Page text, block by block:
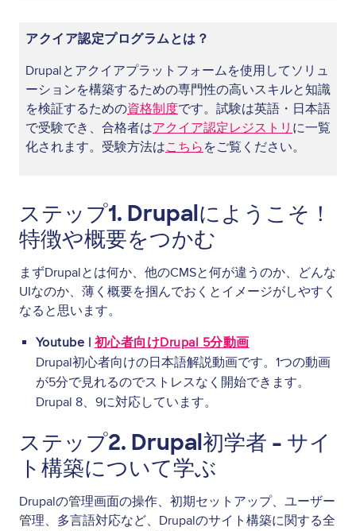
アクイア認定プログラムとは？
Drupalとアクイアプラットフォームを使用してソリュ
ーションを構築するための専門性の高いスキルと知識
を検証するための資格制度です。試験は英語・日本語
で受験でき、合格者はアクイア認定レジストリ に一覧
化されます。受験方法はこちら をご覧ください。
ステップ1. Drupalにようこそ！
特徴や概要をつかむ
まずDrupalとは何か、他のCMSと何が違うのか、どんな
UIなのか、薄く概要を掴んでおくとイメージがしやすく
なると思います。
Youtube | 初心者向けDrupal 5分動画
Drupal初心者向けの日本語解説動画です。1つの動画
が5分で見れるのでストレスなく開始できます。
Drupal 8、9に対応しています。
ステップ2. Drupal初学者 - サイ
ト構築について学ぶ
Drupalの管理画面の操作、初期セットアップ、ユーザー
管理、多言語対応など、Drupalのサイト構築に関する全